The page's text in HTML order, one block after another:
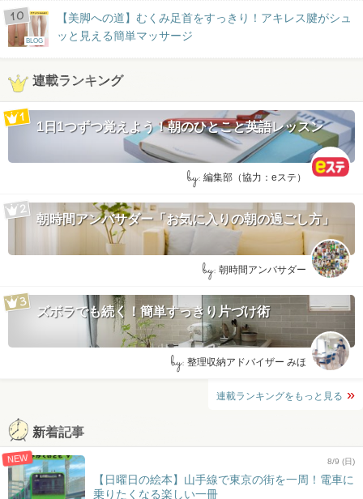
BLOG
【美脚への道】むくみ足首をすっきり！アキレス腱がシュ
ッと見える簡単マッサージ
連載ランキング
1日1つずつ覚えよう！朝のひとこと英語レッスン
by: 編集部（協力：eステ）
朝時間アンバサダー「お気に入りの朝の過ごし方」
by: 朝時間アンバサダー
ズボラでも続く！簡単すっきり片づけ術
by: 整理収納アドバイザー みほ
連載ランキングをもっと見る
新着記事
NEW 8/9 (日)
【日曜日の絵本】山手線で東京の街を一周！電車に
乗りたくなる楽しい一冊